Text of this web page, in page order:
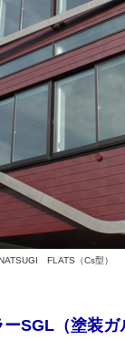
FLATS（Cs型）
SGL（塗装ガ